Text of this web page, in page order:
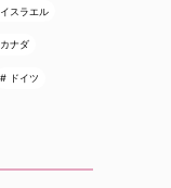
イスラエル
カナダ
ドイツ